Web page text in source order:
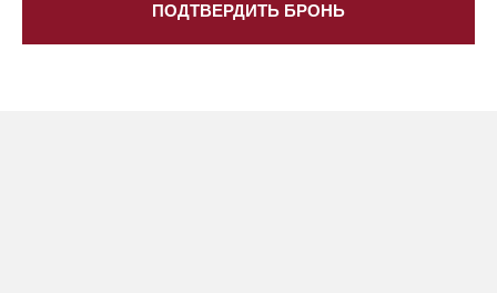
ПОДТВЕРДИТЬ БРОНЬ